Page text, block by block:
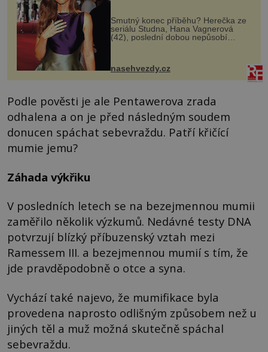
Smutný konec příběhu? Herečka ze
seriálu Studna, Hana Vagnerová
(42), poslední dobou nepůsobí
nasehvezdy.cz
Podle pověsti je ale Pentawerova zrada
odhalena a on je před následným soudem
donucen spáchat sebevraždu. Patří křičící
mumie jemu?
Záhada výkřiku
V posledních letech se na bezejmennou mumii
zaměřilo několik výzkumů. Nedávné testy DNA
potvrzují blízký příbuzenský vztah mezi
Ramessem III. a bezejmennou mumií s tím, že
jde pravděpodobně o otce a syna.
Vychází také najevo, že mumifikace byla
provedena naprosto odlišným způsobem než u
jiných těl a muž možná skutečně spáchal
sebevraždu.